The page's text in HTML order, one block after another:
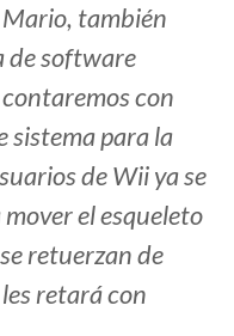
Mario, también
de software
con
sistema para la
de Wii ya se
el esqueleto
retuerzan de
retará con